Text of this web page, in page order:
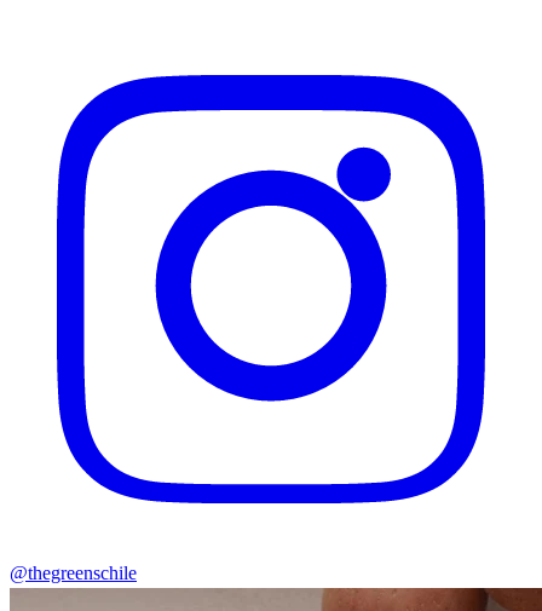
@thegreenschile